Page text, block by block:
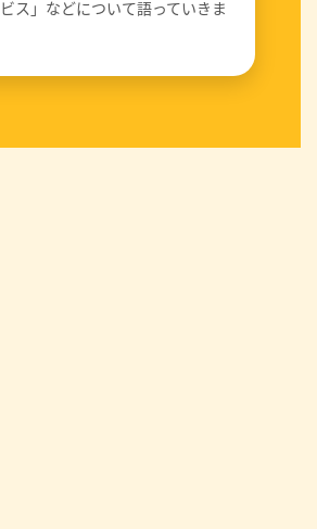
ス」などについて語っていきま